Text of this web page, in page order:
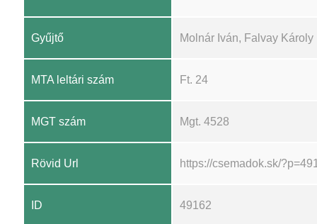
Gyűjtő Molnár Iván, Falvay Károly
MTA leltári szám Ft. 24
MGT szám Mgt. 4528
Rövid Url https://csemadok.sk/
ID 49162